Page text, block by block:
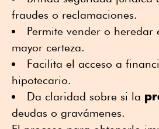
fraudes o reclamaciones.
Permite vender o heredar
mayor certeza.
Facilita el acceso a
hipotecario.
Da claridad sobre si la
deudas o gravámenes.